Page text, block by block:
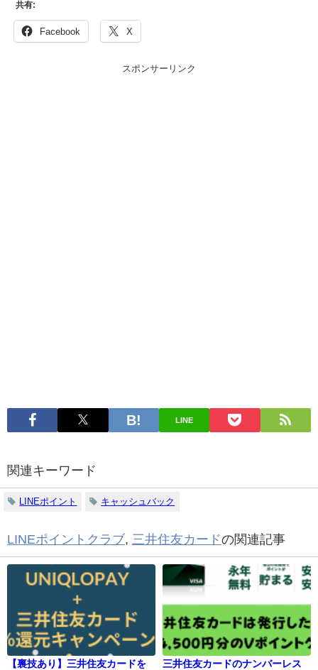
共有:
Facebook X
スポンサーリンク
LINE
関連キーワード
LINEポイント キャッシュバック
LINEポイントクラブ, 三井住友カードの関連記事
【裏技あり】三井住友カードを
三井住友カードのナンバーレス